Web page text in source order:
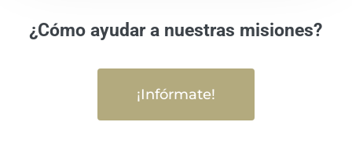
¿Cómo ayudar a nuestras misiones?
¡Infórmate!